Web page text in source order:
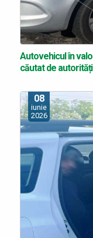
Autovehicul în
căutat de
08
iunie
2026